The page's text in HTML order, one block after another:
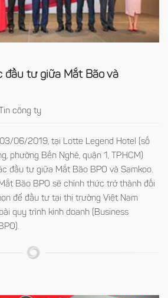
tư giữa Mắt Bão và
Tin công ty
03/06/2019, tại Lotte Legend Hotel (số
phường Bến Nghé, quận 1, TP.HCM)
đầu tư giữa Mắt Bão BPO và Samkoo.
Bão BPO sẽ chính thức trở thành đối
để đầu tư tại thị trường Việt Nam
quy trình kinh doanh (Business